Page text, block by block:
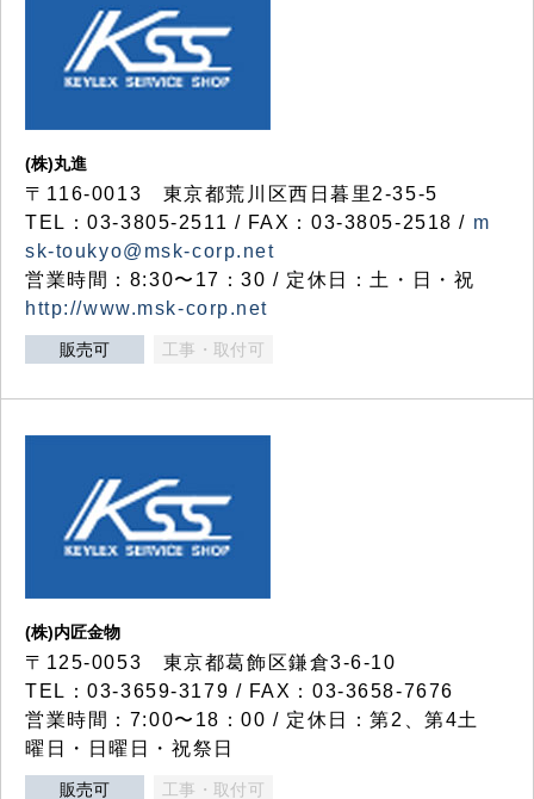
(株)丸進
〒116-0013 東京都荒川区西日暮里2-35-5
TEL：03-3805-2511 / FAX：03-3805-2518 / m
sk-toukyo@msk-corp.net
営業時間：8:30〜17：30 / 定休日：土・日・祝
http://www.msk-corp.net
販売可 工事・取付可
(株)内匠金物
〒125-0053 東京都葛飾区鎌倉3-6-10
TEL：03-3659-3179 / FAX：03-3658-7676
営業時間：7:00〜18：00 / 定休日：第2、第4土
曜日・日曜日・祝祭日
販売可 工事・取付可